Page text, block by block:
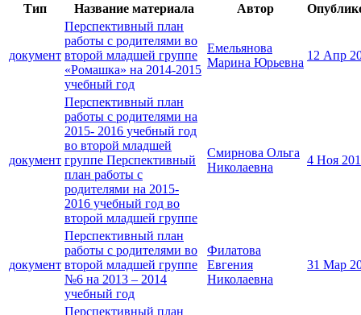
Тип
Название материала Автор
документ
Перспективный план
работы с родителями во
второй младшей группе
«Ромашка» на 2014-2015
учебный год
Емельянова
Марина Юрьевна
12 Апр
документ
Перспективный план
работы с родителями на
2015- 2016 учебный год
во второй младшей
группе Перспективный
план работы с
родителями на 2015-
2016 учебный год во
второй младшей группе
Смирнова Ольга
Николаевна
4 Ноя
документ
Перспективный план
работы с родителями во
второй младшей группе
№6 на 2013 – 2014
учебный год
Филатова
Евгения
Николаевна
31 Мар
Перспективный план